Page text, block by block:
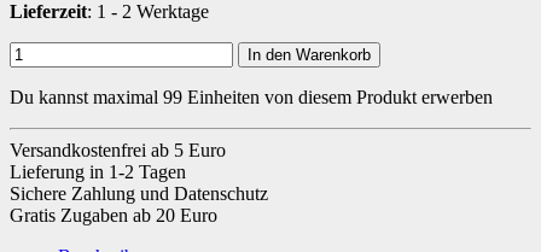
Lieferzeit: 1 - 2 Werktage
In den Warenkorb
Du kannst maximal 99 Einheiten von diesem Produkt erwerben
Versandkostenfrei ab 5 Euro
Lieferung in 1-2 Tagen
Sichere Zahlung und Datenschutz
Gratis Zugaben ab 20 Euro